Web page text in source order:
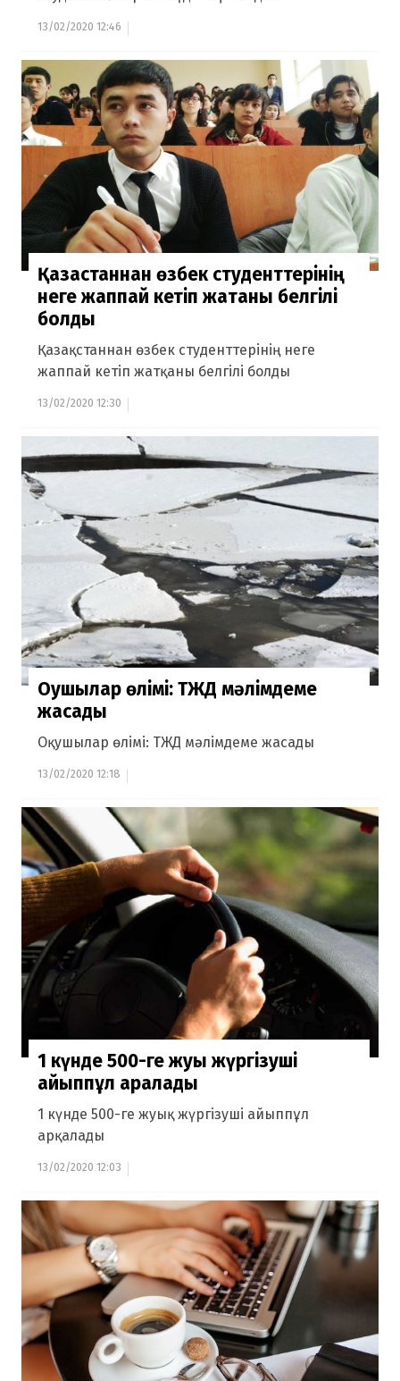
13/02/2020 12:46
Қазақстаннан өзбек студенттерінің
неге жаппай кетіп жатқаны белгілі
болды
Қазақстаннан өзбек студенттерінің неге
жаппай кетіп жатқаны белгілі болды
13/02/2020 12:30
Оқушылар өлімі: ТЖД мәлімдеме
жасады
Оқушылар өлімі: ТЖД мәлімдеме жасады
13/02/2020 12:18
1 күнде 500-ге жуық жүргізуші
айыппұл арқалады
1 күнде 500-ге жуық жүргізуші айыппұл
арқалады
13/02/2020 12:03